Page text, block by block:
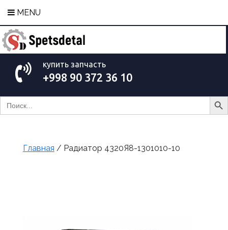
MENU
купить запчасть
+998 90 372 36 10
Search
for:
Search
Главная / Радиатор 4320Я8-1301010-10